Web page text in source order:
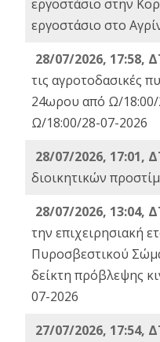
εργοστάσιο στην
εργοστάσιο στο
28/07/2026, 17:58,
τις αγροτοδασικές
24ωρου από Ω/18:00/
Ω/18:00/28-07-2026
28/07/2026, 17:01,
διοικητικών
28/07/2026, 13:04,
την επιχειρησιακή
Πυροσβεστικού
δείκτη πρόβλεψης
07-2026
27/07/2026, 17:54,